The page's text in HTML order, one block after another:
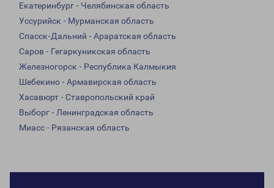
Екатеринбург - Челябинская область
Уссурийск - Мурманская область
Спасск-Дальний - Араратская область
Саров - Гегаркуникская область
Железногорск - Республика Калмыкия
Шебекино - Армавирская область
Хасавюрт - Ставропольский край
Выборг - Ленинградская область
Миасс - Рязанская область